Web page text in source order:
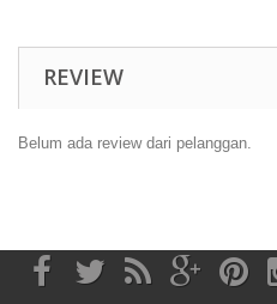
REVIEW
Belum ada review dari pelanggan.